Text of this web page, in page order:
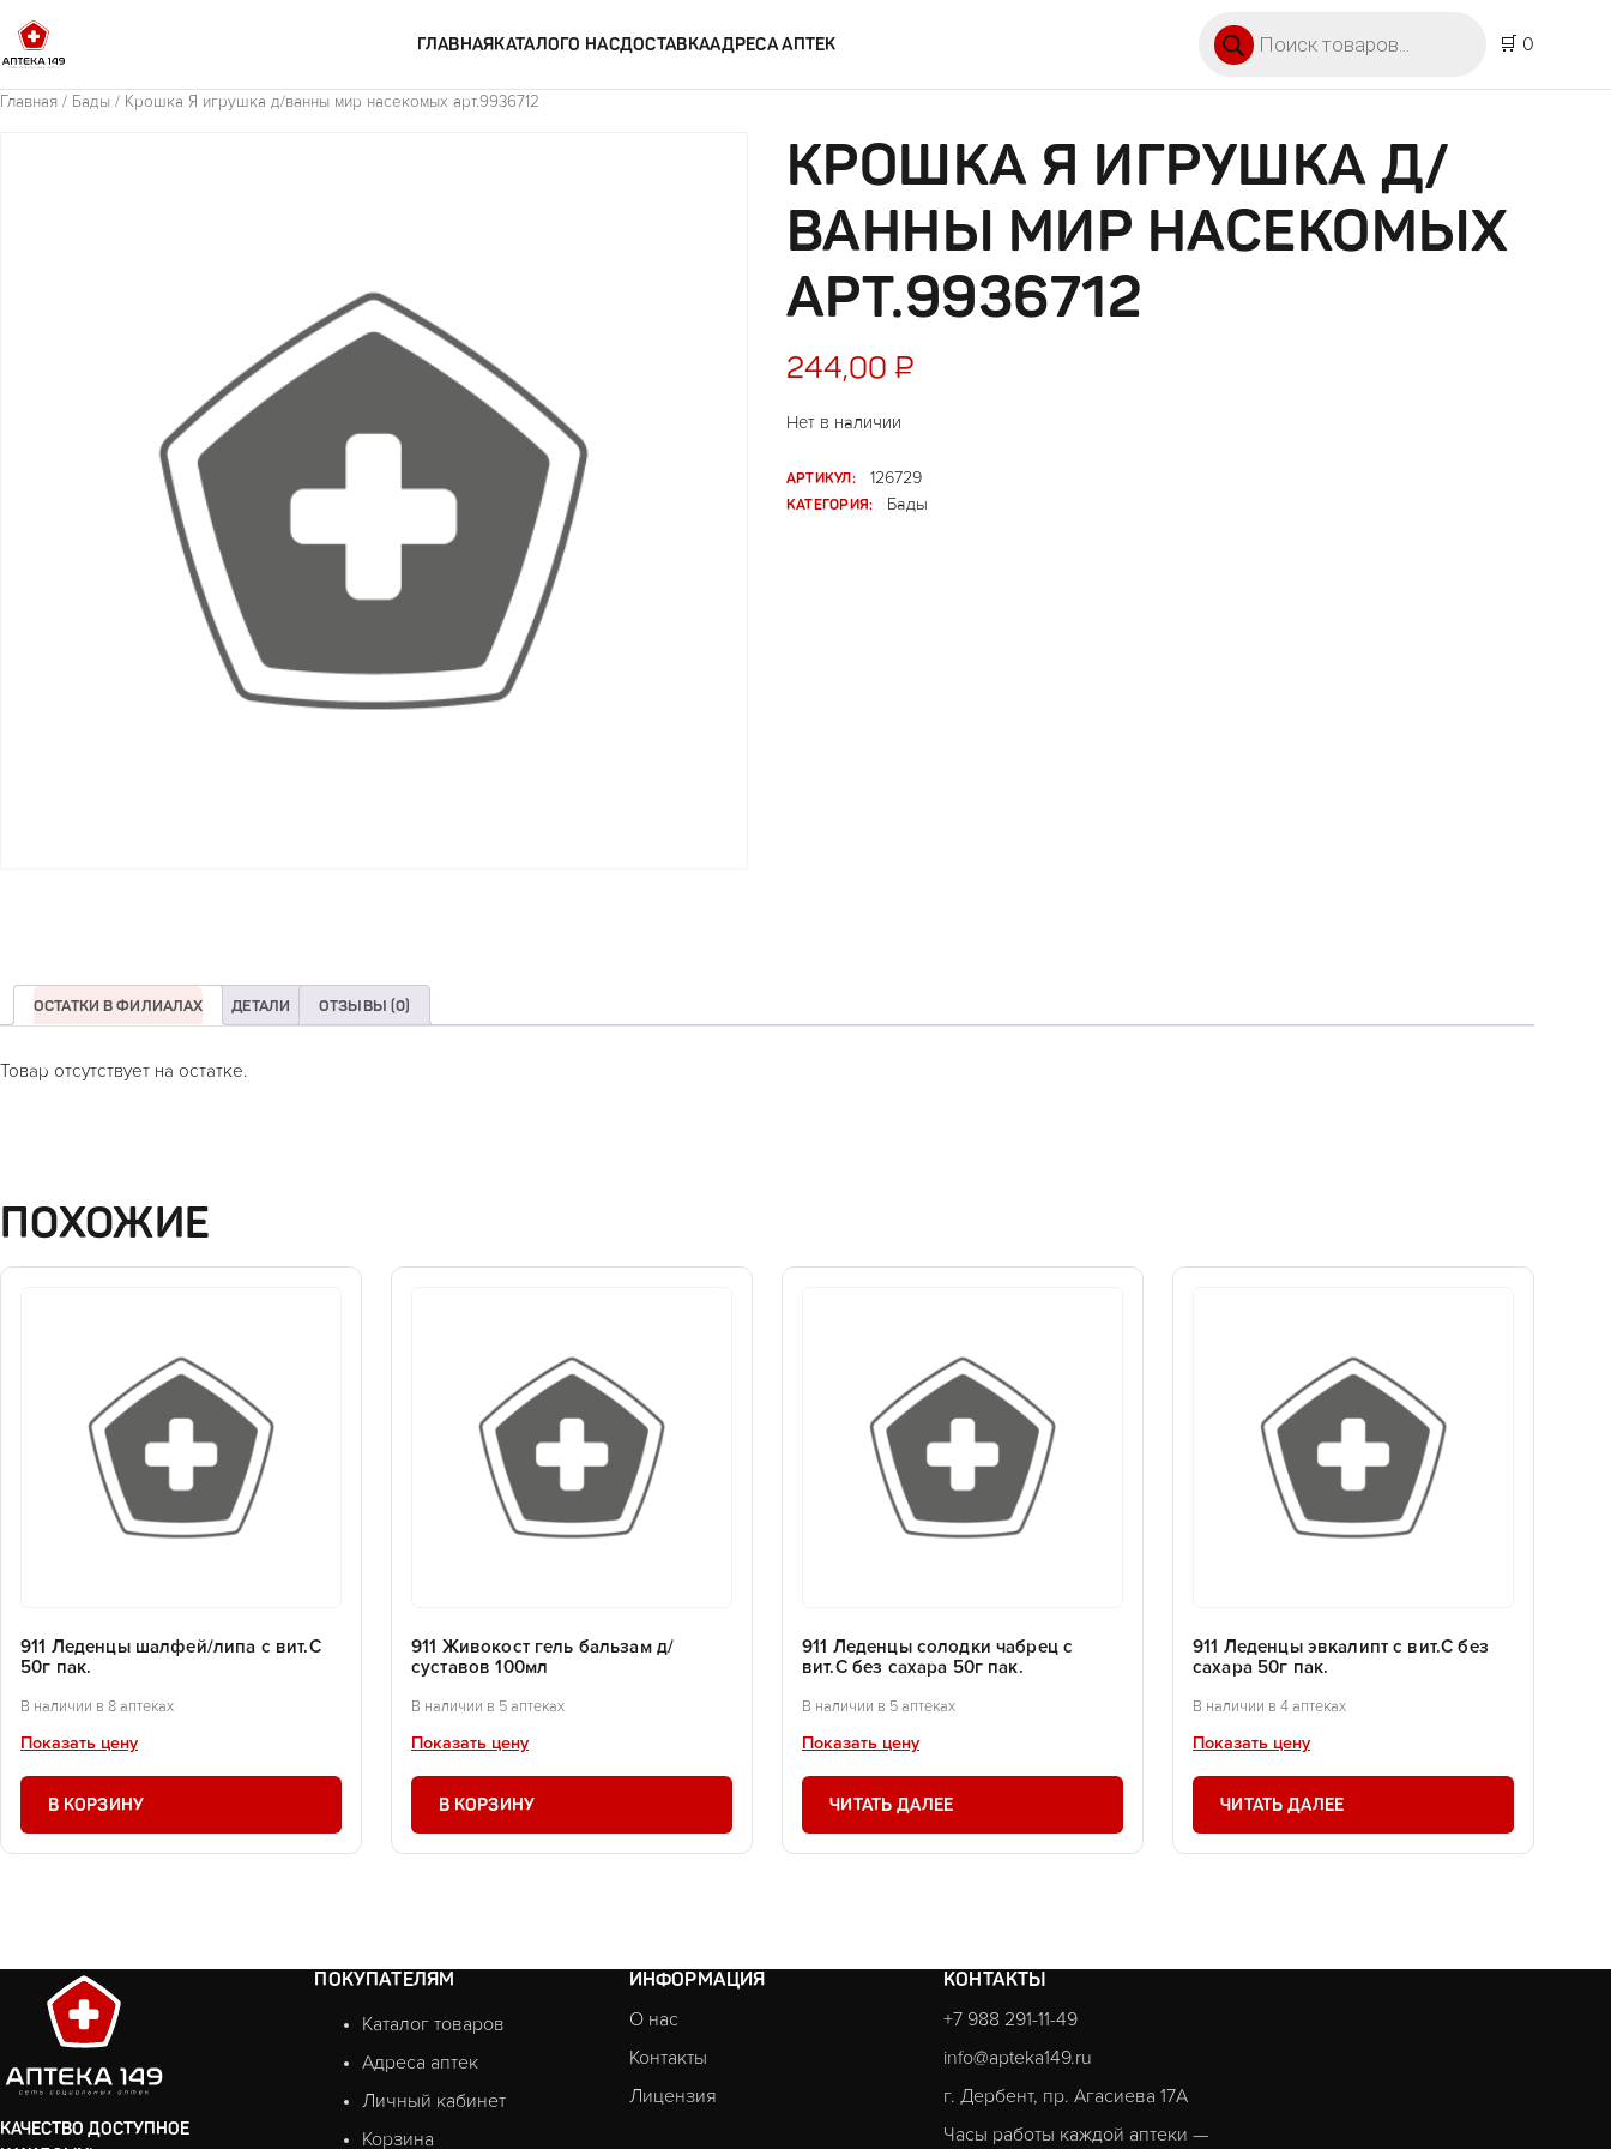
ГЛАВНАЯКАТАЛОГО НАСДОСТАВКААДРЕСА АПТЕК
🛒 0
Главная / Бады / Крошка Я игрушка д/ванны мир насекомых арт.9936712
КРОШКА Я ИГРУШКА Д/
ВАННЫ МИР НАСЕКОМЫХ
АРТ.9936712
244,00 ₽
Нет в наличии
АРТИКУЛ:
126729
КАТЕГОРИЯ:
Бады
ОСТАТКИ В ФИЛИАЛАХ ДЕТАЛИ ОТЗЫВЫ (0)
Товар отсутствует на остатке.
ПОХОЖИЕ
911 Леденцы шалфей/липа с вит.С
50г пак.
В наличии в 8 аптеках
Показать цену
В КОРЗИНУ
911 Живокост гель бальзам д/
суставов 100мл
В наличии в 5 аптеках
Показать цену
В КОРЗИНУ
911 Леденцы солодки чабрец с
вит.С без сахара 50г пак.
В наличии в 5 аптеках
Показать цену
ЧИТАТЬ ДАЛЕЕ
911 Леденцы эвкалипт с вит.С без
сахара 50г пак.
В наличии в 4 аптеках
Показать цену
ЧИТАТЬ ДАЛЕЕ
КАЧЕСТВО ДОСТУПНОЕ
ПОКУПАТЕЛЯМ
Каталог товаров
Адреса аптек
Личный кабинет
Корзина
ИНФОРМАЦИЯ
О нас
Контакты
Лицензия
КОНТАКТЫ
+7 988 291-11-49
info@apteka149.ru
г. Дербент, пр. Агасиева 17А
Часы работы каждой аптеки —